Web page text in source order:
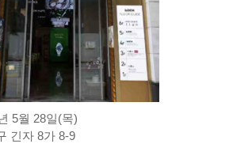
5월 28일(목)
긴자 8가 8-9